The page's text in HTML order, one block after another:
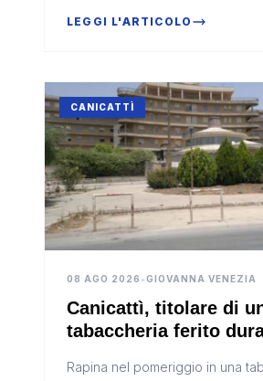
LEGGI L'ARTICOLO
CANICATTÌ
08 AGO 2026 •GIOVANNA VENEZIA
Canicattì, titolare di
tabaccheria ferito
Rapina nel pomeriggio in una